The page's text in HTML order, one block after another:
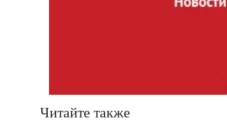
Читайте также